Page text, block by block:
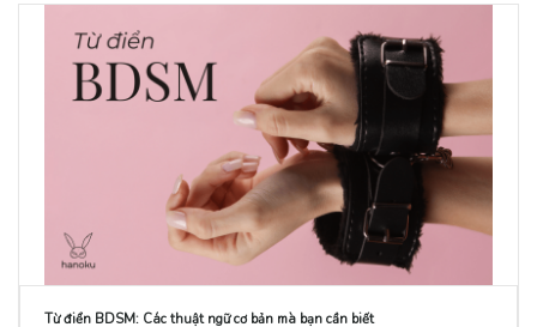
Từ điển BDSM: Các thuật ngữ cơ bản mà bạn cần biết